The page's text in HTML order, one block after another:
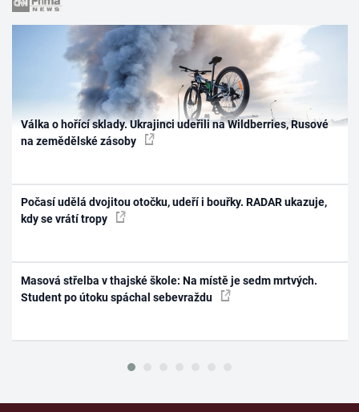
Válka o hořící sklady. Ukrajinci udeřili na Wildberries, Rusové
na zemědělské zásoby
Počasí udělá dvojitou otočku, udeří i bouřky. RADAR ukazuje,
kdy se vrátí tropy
Masová střelba v thajské škole: Na místě je sedm mrtvých.
Student po útoku spáchal sebevraždu